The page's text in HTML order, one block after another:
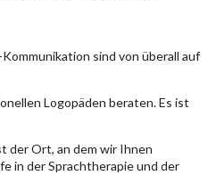
sind von überall auf
Logopäden beraten. Es ist
der Ort, an dem wir Ihnen
in der Sprachtherapie und der